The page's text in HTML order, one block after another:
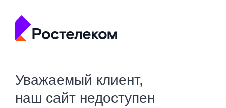
Уважаемый клиент,
наш сайт недоступен